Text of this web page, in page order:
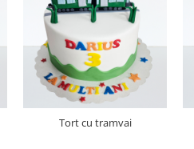
Tort cu tramvai